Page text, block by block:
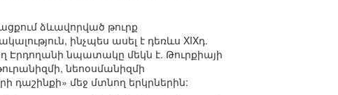
ձևավորված թուրք
ինչպես ասել է դեռևս XIXդ.
Էրդողանի նպատակը մեկն է. Թուրքիայի
նեոօսմանիզմի
դաշինքի» մեջ մտնող երկրներին: